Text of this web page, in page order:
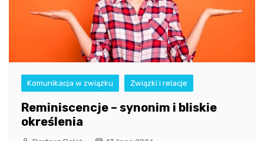
Komunikacja w związku Związki i relacje
Reminiscencje – synonim i bliskie
określenia